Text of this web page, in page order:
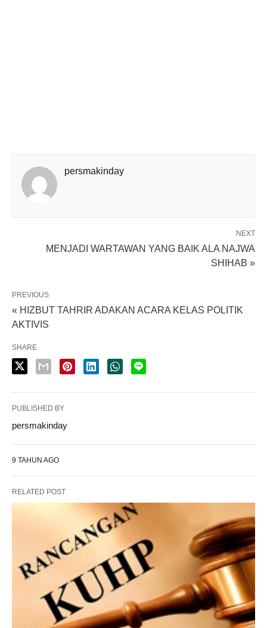
persmakinday
NEXT
MENJADI WARTAWAN YANG BAIK ALA NAJWA
SHIHAB »
PREVIOUS
« HIZBUT TAHRIR ADAKAN ACARA KELAS POLITIK
AKTIVIS
SHARE
PUBLISHED BY
persmakinday
9 TAHUN AGO
RELATED POST